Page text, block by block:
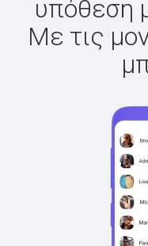
υπόθεση
Με τις